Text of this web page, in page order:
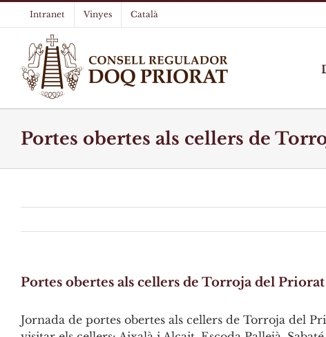
to
content
Intranet Vinyes Català
Portes obertes als cellers de
Portes obertes als cellers de Torroja del Priorat
Jornada de portes obertes als cellers de Torroja del